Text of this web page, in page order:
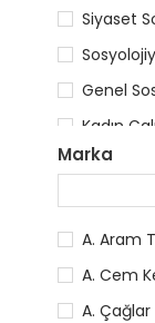
Siyaset
Genel
Kadın
Marka
A. Aram
A. Cem
A. Çağlar